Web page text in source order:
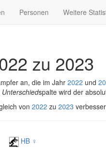
Personen Weitere
zu 2023
an, die im Jahr 2022 und
Unterschiedspalte wird der
von 2022 zu 2023
HB ♀